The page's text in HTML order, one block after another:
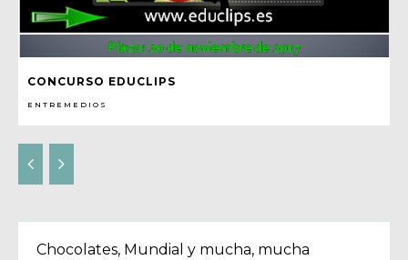
CONCURSO EDUCLIPS
ENTREMEDIOS
Chocolates, Mundial y mucha, mucha